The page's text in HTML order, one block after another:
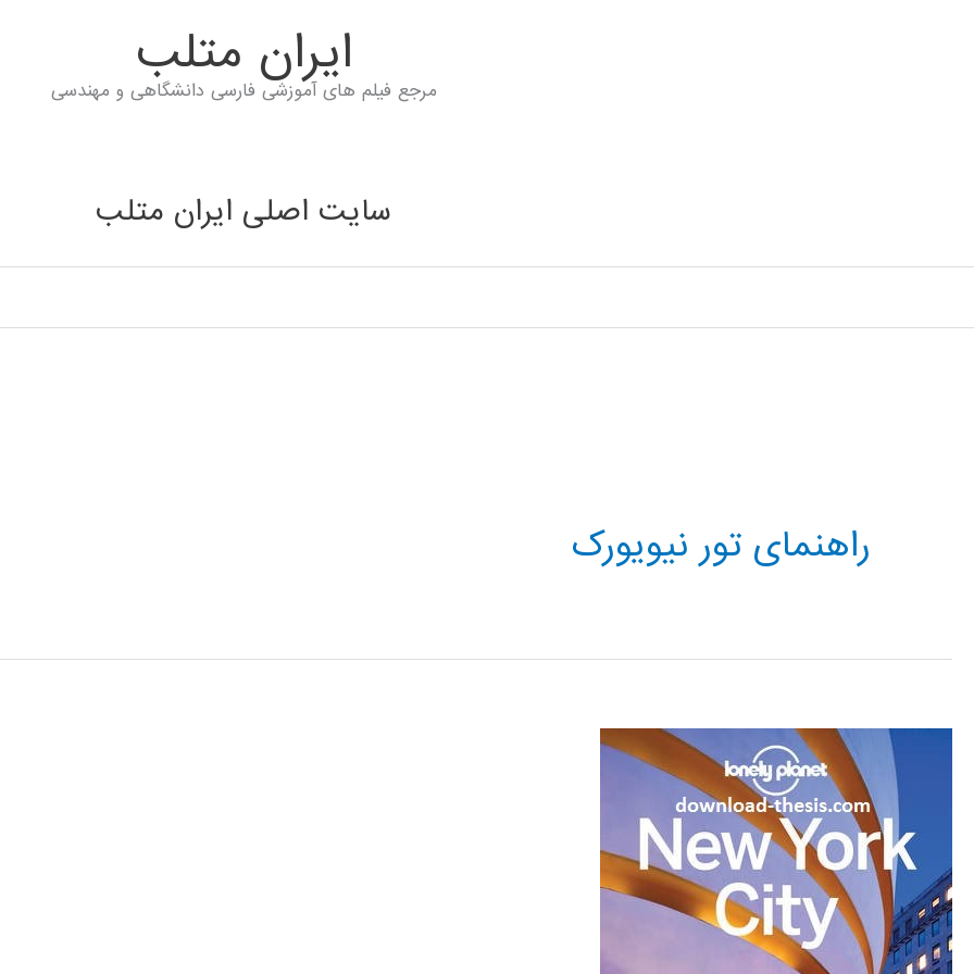
ايران متلب
مرجع فیلم های آموزشی فارسی دانشگاهی و مهندسی
سایت اصلی ایران متلب
راهنمای تور نیویورک